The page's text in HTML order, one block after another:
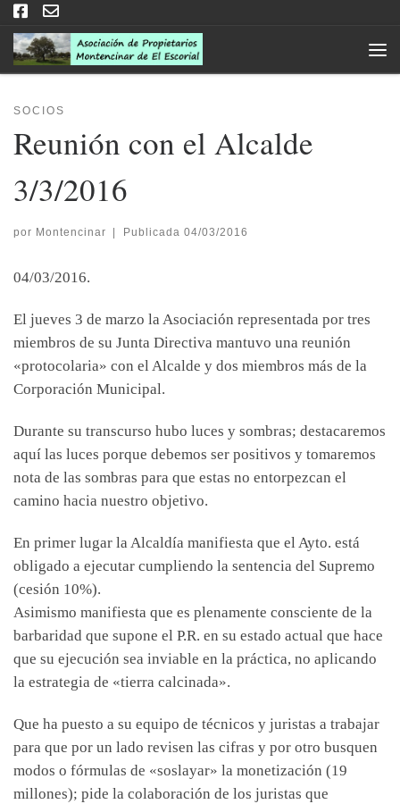
SOCIOS
Reunión con el Alcalde
3/3/2016
por Montencinar | Publicada 04/03/2016
04/03/2016.
El jueves 3 de marzo la Asociación representada por tres
miembros de su Junta Directiva mantuvo una reunión
«protocolaria» con el Alcalde y dos miembros más de la
Corporación Municipal.
Durante su transcurso hubo luces y sombras; destacaremos
aquí las luces porque debemos ser positivos y tomaremos
nota de las sombras para que estas no entorpezcan el
camino hacia nuestro objetivo.
En primer lugar la Alcaldía manifiesta que el Ayto. está
obligado a ejecutar cumpliendo la sentencia del Supremo
(cesión 10%).
Asimismo manifiesta que es plenamente consciente de la
barbaridad que supone el P.R. en su estado actual que hace
que su ejecución sea inviable en la práctica, no aplicando
la estrategia de «tierra calcinada».
Que ha puesto a su equipo de técnicos y juristas a trabajar
para que por un lado revisen las cifras y por otro busquen
modos o fórmulas de «soslayar» la monetización (19
millones); pide la colaboración de los juristas que